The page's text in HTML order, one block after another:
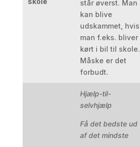
står øverst. Man
kan blive
udskammet, hvis
man f.eks. bliver
kørt i bil til skole.
Måske er det
forbudt.
Hjælp-til-
selvhjælp
Få det bedste ud
af det mindste